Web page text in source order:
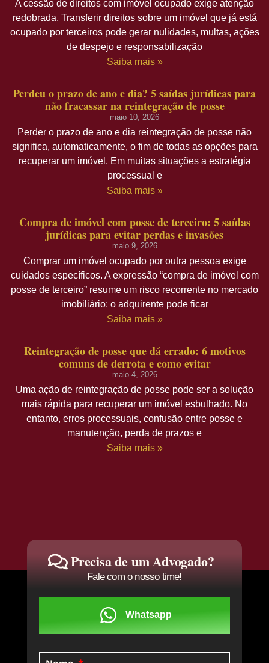
A cessão de direitos com imóvel ocupado exige atenção
redobrada. Transferir direitos sobre um imóvel que já está
ocupado por terceiros pode gerar nulidades, multas, ações
de despejo e responsabilização
Saiba mais »
Perdeu o prazo de ano e dia? 5 saídas jurídicas para
não fracassar na reintegração de posse
maio 10, 2026
Perder o prazo de ano e dia reintegração de posse não
significa, automaticamente, o fim de todas as opções para
recuperar um imóvel. Em muitas situações a estratégia
processual e
Saiba mais »
Compra de imóvel com posse de terceiro: 5 saídas
jurídicas para evitar perdas e invasões
maio 9, 2026
Comprar um imóvel ocupado por outra pessoa exige
cuidados específicos. A expressão “compra de imóvel com
posse de terceiro” resume um risco recorrente no mercado
imobiliário: o adquirente pode ficar
Saiba mais »
Reintegração de posse que dá errado: 6 motivos
comuns de derrota e como evitar
maio 4, 2026
Uma ação de reintegração de posse pode ser a solução
mais rápida para recuperar um imóvel esbulhado. No
entanto, erros processuais, confusão entre posse e
manutenção, perda de prazos e
Saiba mais »
Precisa de um Advogado?
Fale com o nosso time!
Whatsapp